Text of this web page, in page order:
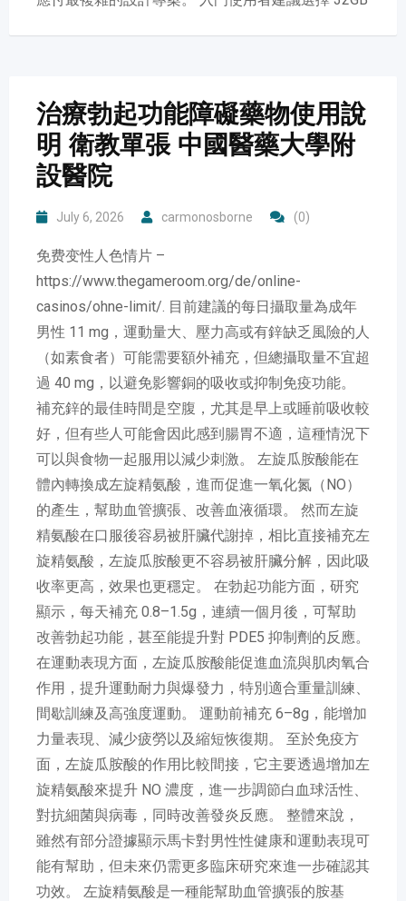
治療勃起功能障礙藥物使用說
明 衛教單張 中國醫藥大學附
設醫院
July 6, 2026 carmonosborne (0)
免费变性人色情片 –
https://www.thegameroom.org/de/online-
casinos/ohne-limit/. 目前建議的每日攝取量為成年
男性 11 mg，運動量大、壓力高或有鋅缺乏風險的人
（如素食者）可能需要額外補充，但總攝取量不宜超
過 40 mg，以避免影響銅的吸收或抑制免疫功能。
補充鋅的最佳時間是空腹，尤其是早上或睡前吸收較
好，但有些人可能會因此感到腸胃不適，這種情況下
可以與食物一起服用以減少刺激。 左旋瓜胺酸能在
體內轉換成左旋精氨酸，進而促進一氧化氮（NO）
的產生，幫助血管擴張、改善血液循環。 然而左旋
精氨酸在口服後容易被肝臟代謝掉，相比直接補充左
旋精氨酸，左旋瓜胺酸更不容易被肝臟分解，因此吸
收率更高，效果也更穩定。 在勃起功能方面，研究
顯示，每天補充 0.8–1.5g，連續一個月後，可幫助
改善勃起功能，甚至能提升對 PDE5 抑制劑的反應。
在運動表現方面，左旋瓜胺酸能促進血流與肌肉氧合
作用，提升運動耐力與爆發力，特別適合重量訓練、
間歇訓練及高強度運動。 運動前補充 6–8g，能增加
力量表現、減少疲勞以及縮短恢復期。 至於免疫方
面，左旋瓜胺酸的作用比較間接，它主要透過增加左
旋精氨酸來提升 NO 濃度，進一步調節白血球活性、
對抗細菌與病毒，同時改善發炎反應。 整體來說，
雖然有部分證據顯示馬卡對男性性健康和運動表現可
能有幫助，但未來仍需更多臨床研究來進一步確認其
功效。 左旋精氨酸是一種能幫助血管擴張的胺基